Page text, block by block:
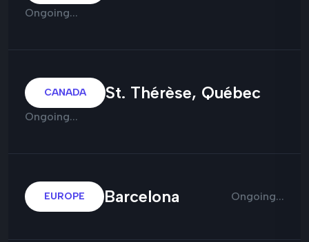
Ongoing...
CANADA St. Thérèse, Québec
Ongoing...
EUROPE Barcelona Ongoing...